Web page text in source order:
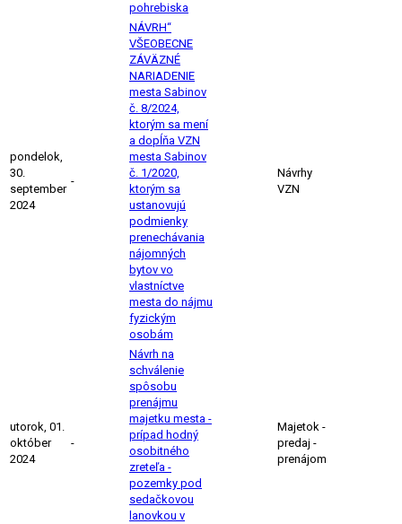
pohrebiska
pondelok,
30.
september
2024
-
NÁVRH“
VŠEOBECNE
ZÁVÄZNÉ
NARIADENIE
mesta Sabinov
č. 8/2024,
ktorým sa mení
a dopĺňa VZN
mesta Sabinov
č. 1/2020,
ktorým sa
ustanovujú
podmienky
prenechávania
nájomných
bytov vo
vlastníctve
mesta do nájmu
fyzickým
osobám
Návrhy
VZN
utorok, 01.
október
2024
-
Návrh na
schválenie
spôsobu
prenájmu
majetku mesta -
prípad hodný
osobitného
zreteľa -
pozemky pod
sedačkovou
lanovkou v
Majetok -
predaj -
prenájom